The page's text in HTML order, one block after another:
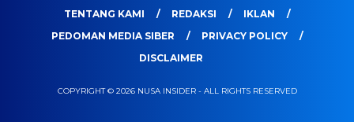
TENTANG KAMI REDAKSI
IKLAN
PEDOMAN MEDIA SIBER
PRIVACY POLICY
DISCLAIMER
COPYRIGHT © 2026 NUSA INSIDER - ALL RIGHTS RESERVED